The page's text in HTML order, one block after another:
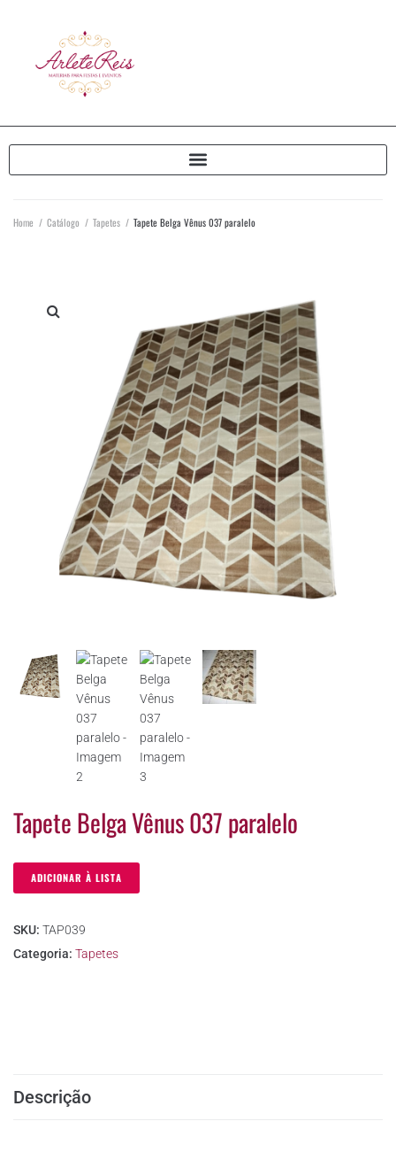
Home / Catálogo / Tapetes / Tapete Belga Vênus 037 paralelo
Tapete Belga Vênus 037 paralelo
ADICIONAR À LISTA
SKU: TAP039
Categoria: Tapetes
Descrição